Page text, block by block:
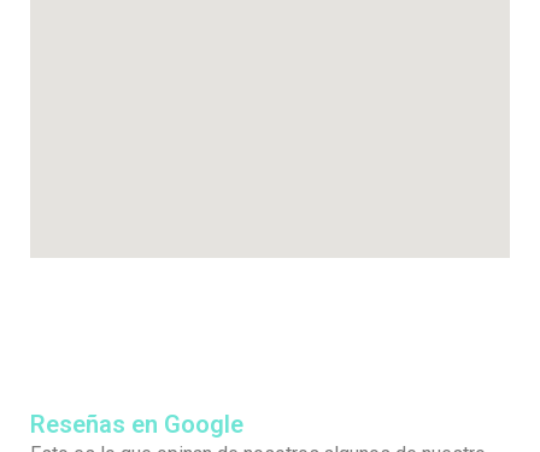
Reseñas en Google